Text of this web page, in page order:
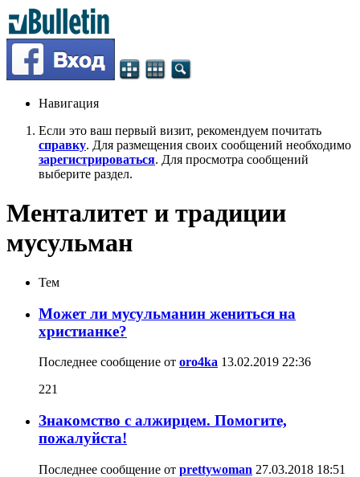
Навигация
Если это ваш первый визит, рекомендуем почитать
справку. Для размещения своих сообщений необходимо
зарегистрироваться. Для просмотра сообщений
выберите раздел.
Менталитет и традиции
мусульман
Тем
Может ли мусульманин жениться на
христианке?
Последнее сообщение от oro4ka 13.02.2019 22:36
221
Знакомство с алжирцем. Помогите,
пожалуйста!
Последнее сообщение от prettywoman 27.03.2018 18:51